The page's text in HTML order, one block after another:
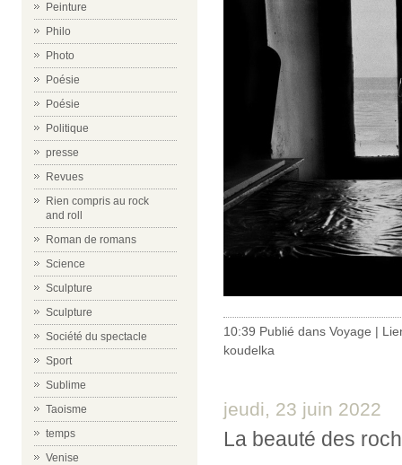
Peinture
Philo
Photo
Poésie
Poésie
Politique
presse
Revues
Rien compris au rock
and roll
Roman de romans
Science
Sculpture
Sculpture
Société du spectacle
Sport
Sublime
Taoisme
temps
Venise
10:39 Publié dans Voyage |
koudelka
jeudi, 23 juin 2022
La beauté des